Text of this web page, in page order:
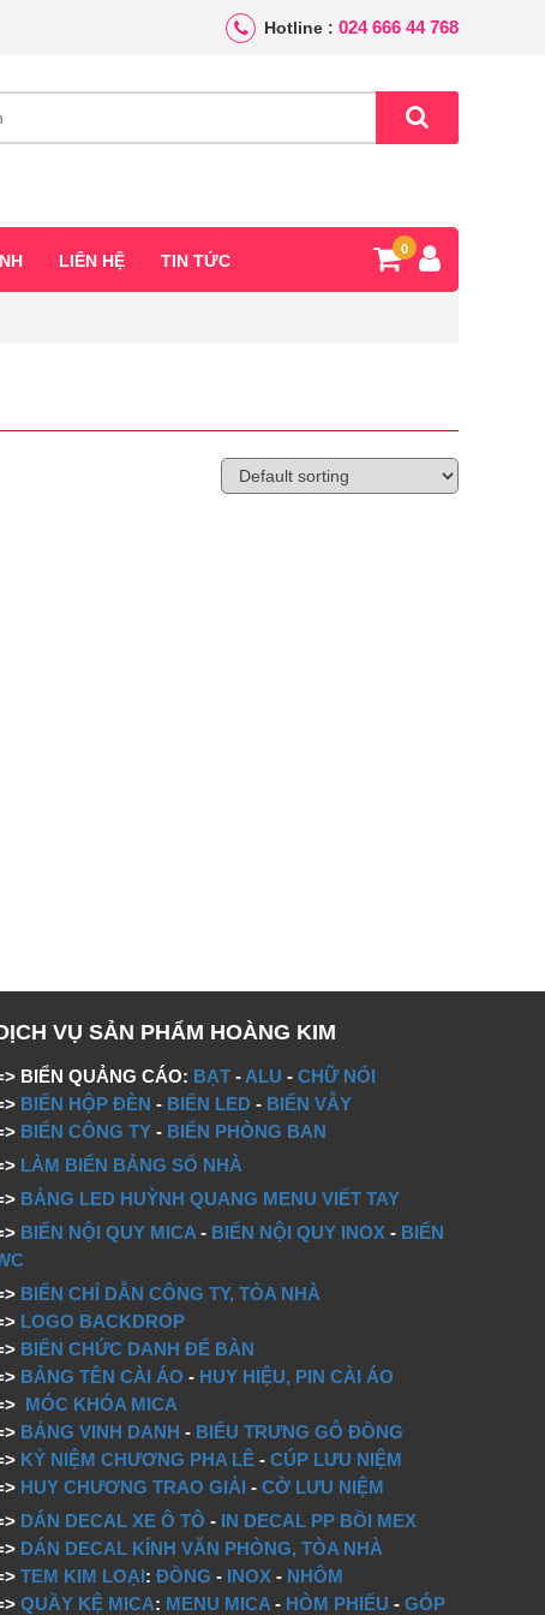
Hotline : 024 666 44 768
LIÊN HỆ TIN TỨC
0
VỤ SẢN PHẨM HOÀNG KIM
BIỂN QUẢNG CÁO: BẠT - ALU -CHỮ NỔI
BIỂN HỘP ĐÈN - BIỂN LED - BIỂN VẪY
BIỂN CÔNG TY - BIỂN PHÒNG BAN
LÀM BIỂN BẢNG SỐ NHÀ
BẢNG LED HUỲNH QUANG MENU VIẾT TAY
BIỂN NỘI QUY MICA - BIỂN NỘI QUY INOX - BIỂN
BIỂN CHỈ DẪN CÔNG TY, TÒA NHÀ
LOGO BACKDROP
BIỂN CHỨC DANH ĐỂ BÀN
BẢNG TÊN CÀI ÁO - HUY HIỆU, PIN CÀI ÁO
MÓC KHÓA MICA
BẢNG VINH DANH - BIỂU TRƯNG GỖ ĐỒNG
KỶ NIỆM CHƯƠNG PHA LÊ -CÚP LƯU NIỆM
HUY CHƯƠNG TRAO GIẢI -CỜ LƯU NIỆM
DÁN DECAL XE Ô TÔ - IN DECAL PP BỒI MEX
DÁN DECAL KÍNH VĂN PHÒNG, TÒA NHÀ
TEM KIM LOẠI:ĐỒNG - INOX - NHÔM
QUẦY KỆ MICA: MENU MICA - HÒM PHIẾU -GÓP